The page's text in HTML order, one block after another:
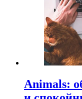
Animals: